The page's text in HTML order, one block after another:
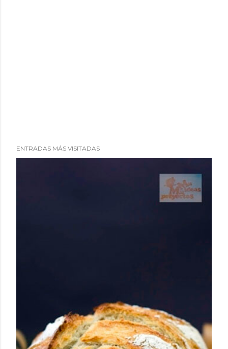
ENTRADAS MÁS VISITADAS